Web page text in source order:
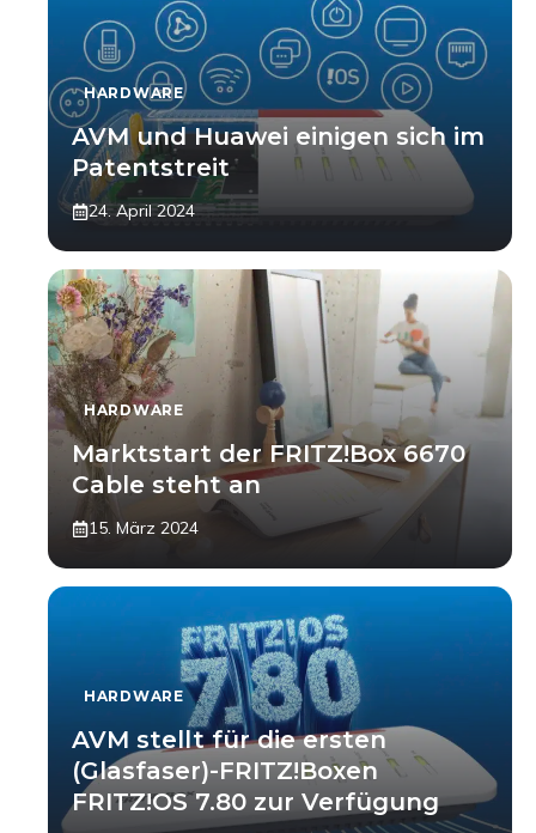
HARDWARE
AVM und Huawei einigen sich im
Patentstreit
24. April 2024
HARDWARE
Marktstart der FRITZ!Box 6670
Cable steht an
15. März 2024
HARDWARE
AVM stellt für die ersten
(Glasfaser)-FRITZ!Boxen
FRITZ!OS 7.80 zur Verfügung